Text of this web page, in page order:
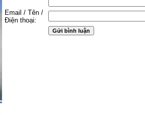
Email / Tên /
Điện thoại: